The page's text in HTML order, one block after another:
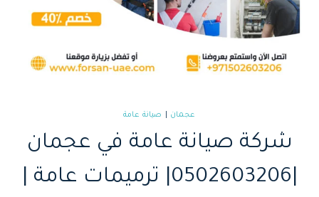
عجمان صيانة عامة
شركة صيانة عامة في عجمان
|0502603206| ترميمات عامة |